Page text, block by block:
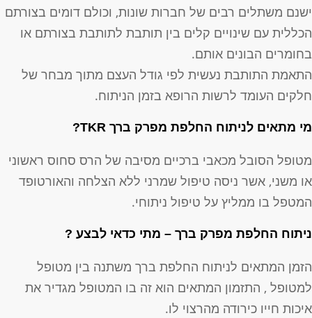
ישנם משתלים רבים של חברות שונות, וכולם דומים בצורתם
הכללית עם שינויים קלים בין תותבת לתותבת בצורתם או
בחומרים הבונים אותם.
התאמת התותבת נעשית לפי גודל העצם מתוך מבחר של
חלקים העומד לרשות הרופא בזמן הניתוח.
מי מתאים לניתוח החלפת מפרק ברך TKR?
מטופל הסובל מכאבי ברכיים מסיבה של הרס סחוס ראשוני
או משני, אשר ניסה טיפול שמרני ללא הצלחה והאורטופד
המטפל בו ממליץ על טיפול ניתוחי.
ניתוח החלפת מפרק ברך – מתי כדאי לבצע ?
הזמן המתאים לניתוח החלפת ברך משתנה בין מטופל
למטופל , התזמון המתאים הוא זה בו המטופל מגדיר את
איכות חייו כירודה מהרצוי לו.